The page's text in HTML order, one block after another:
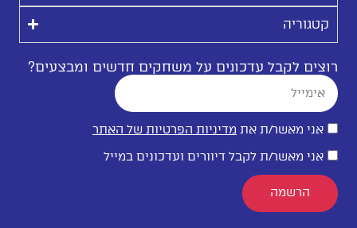
קטגוריה
רוצים לקבל עדכונים על משחקים חדשים ומבצעים?
אני מאשר/ת את מדיניות הפרטיות של האתר
אני מאשר/ת לקבל דיוורים ועדכונים במייל
הרשמה